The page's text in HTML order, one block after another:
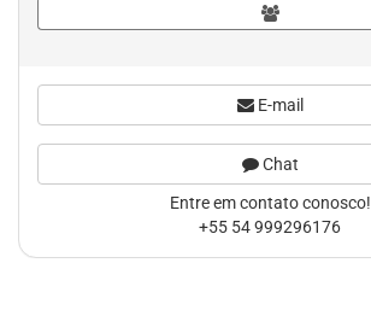
E-mail
Chat
Entre em contato conosco!
+55 54 999296176